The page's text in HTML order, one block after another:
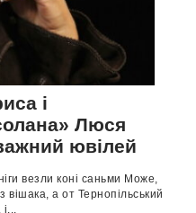
і
Люся
ювілей
везли коні саньми Може,
вішака, а от Тернопільський